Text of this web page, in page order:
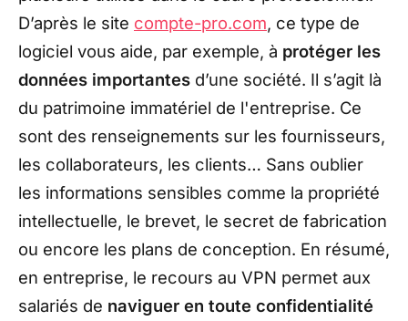
D’après le site compte-pro.com, ce type de
logiciel vous aide, par exemple, à protéger les
données importantes d’une société. Il s’agit là
du patrimoine immatériel de l'entreprise. Ce
sont des renseignements sur les fournisseurs,
les collaborateurs, les clients… Sans oublier
les informations sensibles comme la propriété
intellectuelle, le brevet, le secret de fabrication
ou encore les plans de conception. En résumé,
en entreprise, le recours au VPN permet aux
salariés de naviguer en toute confidentialité